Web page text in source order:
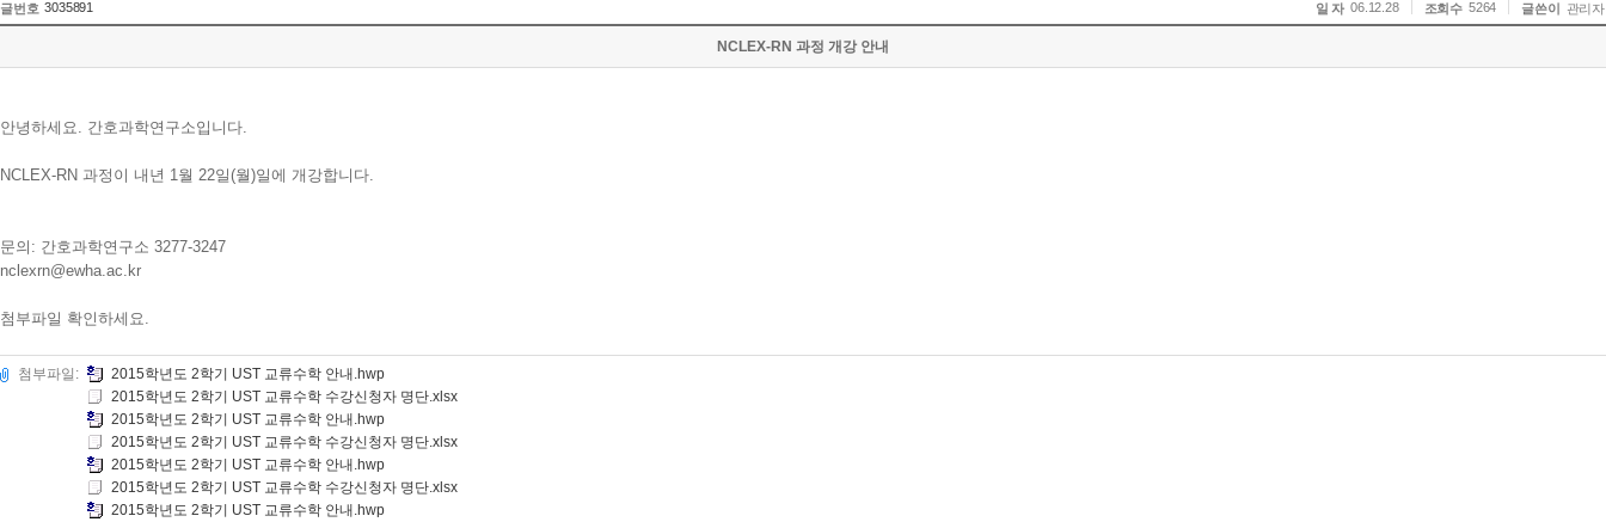
글번호 3035891 일 자 06.12.28 조회수 5264 글쓴이 관리자
NCLEX-RN 과정 개강 안내
안녕하세요. 간호과학연구소입니다.
NCLEX-RN 과정이 내년 1월 22일(월)일에 개강합니다.
문의: 간호과학연구소 3277-3247
nclexrn@ewha.ac.kr
첨부파일 확인하세요.
첨부파일:
2015학년도 2학기 UST 교류수학 안내.hwp
2015학년도 2학기 UST 교류수학 수강신청자 명단.xlsx
2015학년도 2학기 UST 교류수학 안내.hwp
2015학년도 2학기 UST 교류수학 수강신청자 명단.xlsx
2015학년도 2학기 UST 교류수학 안내.hwp
2015학년도 2학기 UST 교류수학 수강신청자 명단.xlsx
2015학년도 2학기 UST 교류수학 안내.hwp